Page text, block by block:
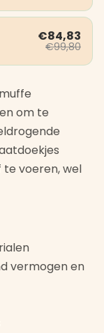
€84,83
€99,80
om te
voeren, wel
vermogen en